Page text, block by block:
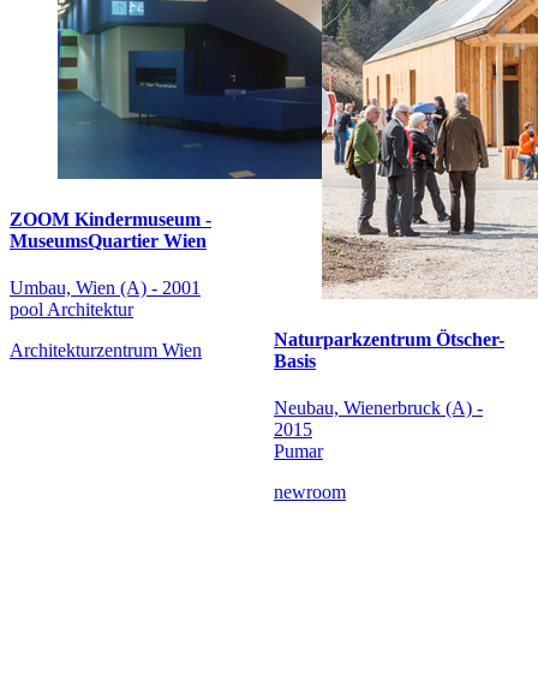
ZOOM Kindermuseum -
MuseumsQuartier Wien
Umbau, Wien (A) - 2001
pool Architektur
Architekturzentrum Wien
Naturparkzentrum Ötscher-
Basis
Neubau, Wienerbruck (A) -
2015
Pumar
newroom